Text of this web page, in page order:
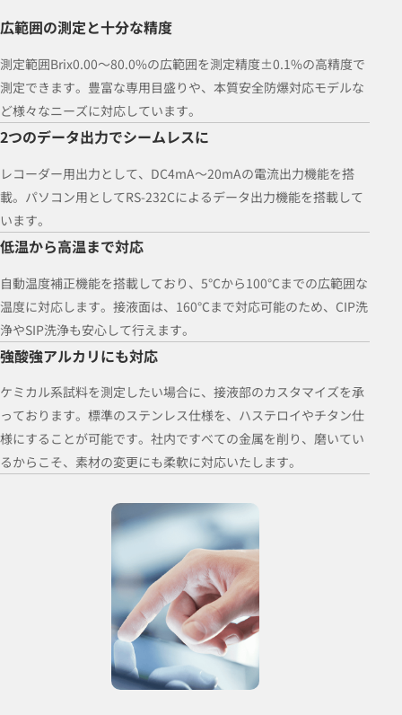
広範囲の測定と十分な精度
測定範囲Brix0.00～80.0%の広範囲を測定精度±0.1%の高精度で
測定できます。豊富な専用目盛りや、本質安全防爆対応モデルな
ど様々なニーズに対応しています。
2つのデータ出力でシームレスに
レコーダー用出力として、DC4mA～20mAの電流出力機能を搭
載。パソコン用としてRS-232Cによるデータ出力機能を搭載して
います。
低温から高温まで対応
自動温度補正機能を搭載しており、5℃から100℃までの広範囲な
温度に対応します。接液面は、160℃まで対応可能のため、CIP洗
浄やSIP洗浄も安心して行えます。
強酸強アルカリにも対応
ケミカル系試料を測定したい場合に、接液部のカスタマイズを承
っております。標準のステンレス仕様を、ハステロイやチタン仕
様にすることが可能です。社内ですべての金属を削り、磨いてい
るからこそ、素材の変更にも柔軟に対応いたします。